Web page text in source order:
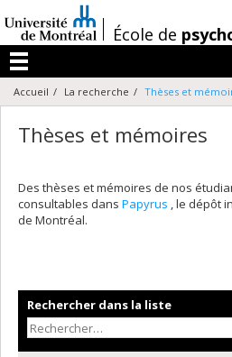
au
contenu
/École de
Menu
Accueil La recherche Thèses et
Thèses et mémoires
Des thèses et mémoires de nos
consultables dans Papyrus , le dépôt
de Montréal.
Rechercher dans la liste